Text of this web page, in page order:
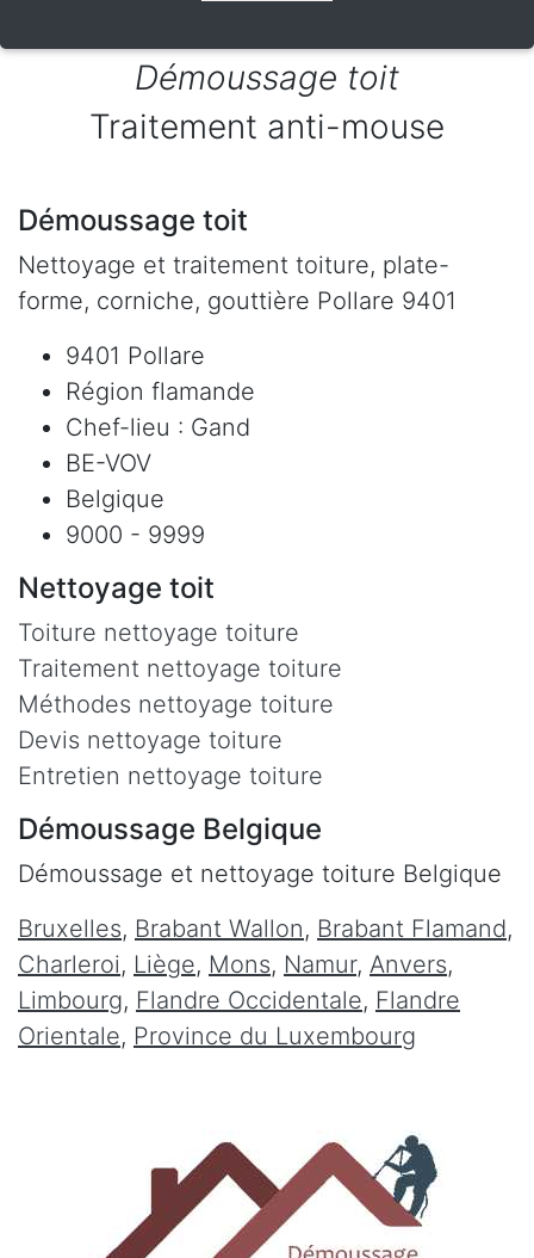
Démoussage toit
Traitement anti-mouse
Démoussage toit
Nettoyage et traitement toiture, plate-
forme, corniche, gouttière Pollare 9401
9401 Pollare
Région flamande
Chef-lieu : Gand
BE-VOV
Belgique
9000 - 9999
Nettoyage toit
Toiture nettoyage toiture
Traitement nettoyage toiture
Méthodes nettoyage toiture
Devis nettoyage toiture
Entretien nettoyage toiture
Démoussage Belgique
Démoussage et nettoyage toiture Belgique
Bruxelles, Brabant Wallon, Brabant Flamand,
Charleroi, Liège, Mons, Namur, Anvers,
Limbourg, Flandre Occidentale, Flandre
Orientale, Province du Luxembourg